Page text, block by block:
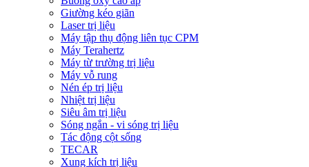
Giường kéo giãn
Laser trị liệu
Máy tập thụ động liên tục CPM
Máy Terahertz
Máy từ trường trị liệu
Máy vỗ rung
Nén ép trị liệu
Nhiệt trị liệu
Siêu âm trị liệu
Sóng ngắn - vi sóng trị liệu
Tác động cột sống
TECAR
Xung kích trị liệu